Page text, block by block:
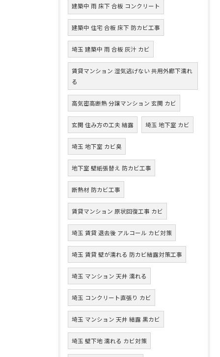
建築中 雨 床下 合板 コンクリート
建築中 住宅 合板 床下 防カビ工事
埼玉 建築中 雨 合板 灰汁 カビ
賃貸マンション 湿気逃げない 共用外廊下濡れ
る
高気密高断熱 分譲マンション 玄関 カビ
玄関 住み方の工夫 結露 埼玉 地下室 カビ
埼玉 地下室 カビ臭
地下室 壁紙張替え 防カビ工事
断熱材 防カビ工事
賃貸マンション 原状回復工事 カビ
埼玉 賃貸 退去後 アルコール カビ対策
埼玉 賃貸 壁が濡れる 防カビ結露対策工事
埼玉 マンション 天井 濡れる
埼玉 コンクリート直張り カビ
埼玉 マンション 天井 結露 黒カビ
埼玉 壁下地 濡れる カビ対策